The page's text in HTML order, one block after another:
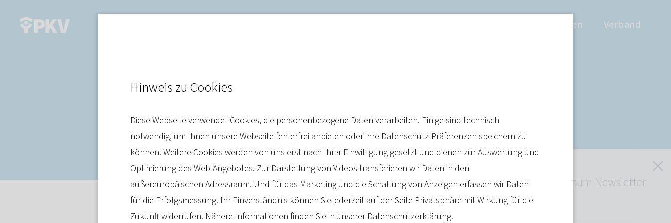
Wissen Verband
Krankenhausreform im Bundesrat
Meldung 22. November 2024
Jetzt kostenlos zum Newsletter
anmelden
Hinweis zu Cookies
Diese Webseite verwendet Cookies, die personenbezogene Daten verarbeiten. Einige sind technisch
notwendig, um Ihnen unsere Webseite fehlerfrei anbieten oder ihre Datenschutz-Präferenzen speichern zu
können. Weitere Cookies werden von uns erst nach Ihrer Einwilligung gesetzt und dienen zur Auswertung und
Optimierung des Web-Angebotes. Zur Darstellung von Videos transferieren wir Daten in den
außereuropäischen Adressraum. Und für das Marketing und die Schaltung von Anzeigen erfassen wir Daten
für die Erfolgsmessung. Ihr Einverständnis können Sie jederzeit auf der Seite Privatsphäre mit Wirkung für die
Zukunft widerrufen. Nähere Informationen finden Sie in unsererDatenschutzerklärung.